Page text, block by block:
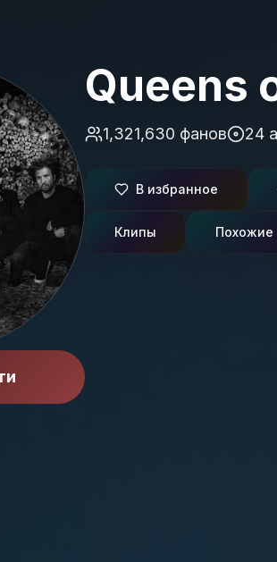
Queens
1,321,630 фанов 24
В избранное
Клипы Похожие